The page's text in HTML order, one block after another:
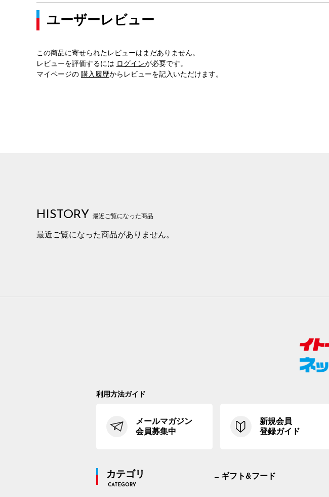
ユーザーレビュー
この商品に寄せられたレビューはまだありません。
レビューを評価するには ログインが必要です。
マイページの 購入履歴からレビューを記入いただけます。
HISTORY 最近ご覧になった商品
最近ご覧になった商品がありません。
利用方法ガイド
メールマガジン
会員募集中
新規会員
登録ガイド
カテゴリ
CATEGORY
ギフト&フード